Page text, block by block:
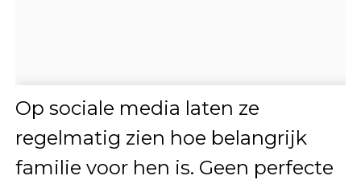
Op sociale media laten ze
regelmatig zien hoe belangrijk
familie voor hen is. Geen perfecte